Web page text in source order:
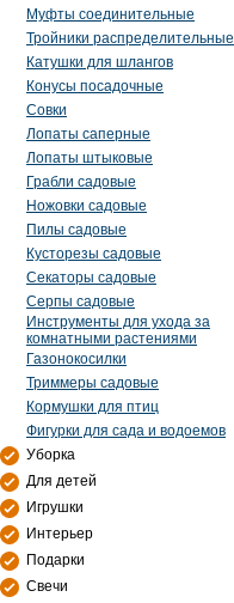
Муфты соединительные
Тройники распределительные
Катушки для шлангов
Конусы посадочные
Совки
Лопаты саперные
Лопаты штыковые
Грабли садовые
Ножовки садовые
Пилы садовые
Кусторезы садовые
Секаторы садовые
Серпы садовые
Инструменты для ухода за
комнатными растениями
Газонокосилки
Триммеры садовые
Кормушки для птиц
Фигурки для сада и водоемов
Уборка
Для детей
Игрушки
Интерьер
Подарки
Свечи